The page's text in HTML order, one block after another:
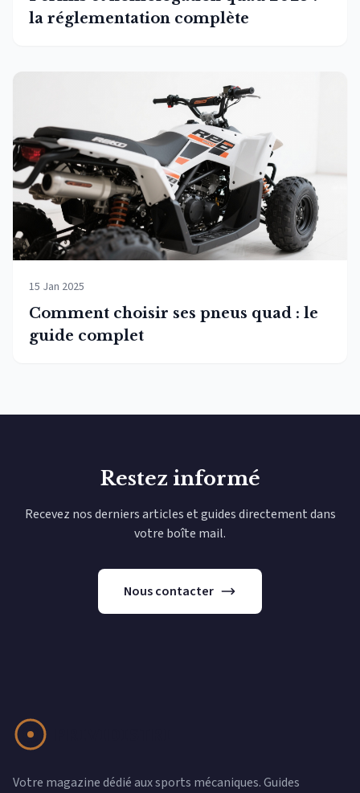
la réglementation complète
15 Jan 2025
Comment choisir ses pneus quad : le
guide complet
Restez informé
Recevez nos derniers articles et guides directement dans
votre boîte mail.
Nous contacter
Votre magazine dédié aux sports mécaniques. Guides